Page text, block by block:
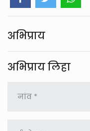
अभिप्राय
अभिप्राय लिहा